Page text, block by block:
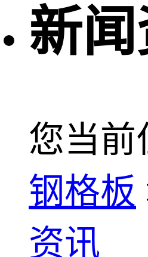
新
您当前
钢格板
资讯